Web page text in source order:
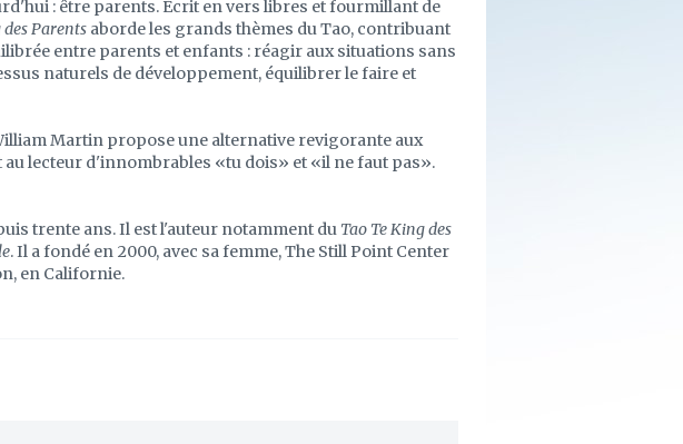
: être parents. Écrit en vers libres et fourmillant de
des Parents aborde les grands thèmes du Tao, contribuant
entre parents et enfants : réagir aux situations sans
naturels de développement, équilibrer le faire et
Martin propose une alternative revigorante aux
lecteur d'innombrables «tu dois» et «il ne faut pas».
trente ans. Il est l'auteur notamment du Tao Te King des
. Il a fondé en 2000, avec sa femme, The Still Point Center
en Californie.